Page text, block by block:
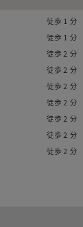
徒歩 1 分
徒歩 1 分
徒歩 2 分
徒歩 2 分
徒歩 2 分
徒歩 2 分
徒歩 2 分
徒歩 2 分
徒歩 2 分